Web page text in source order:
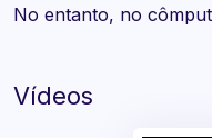
No entanto, no
Vídeos